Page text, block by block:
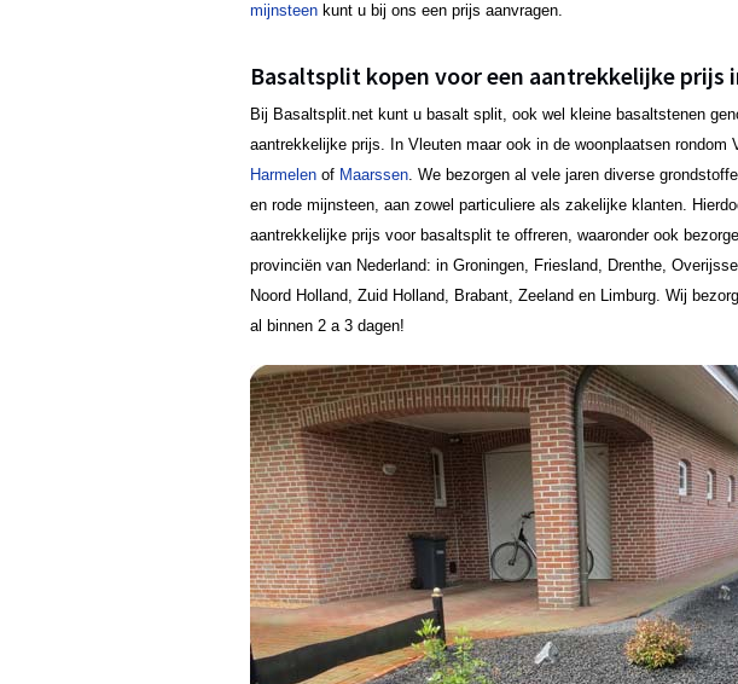
mijnsteen kunt u bij ons een prijs aanvragen.
Basaltsplit kopen voor een aantrekkelijke prijs
Bij Basaltsplit.net kunt u basalt split, ook wel kleine basaltstenen
aantrekkelijke prijs. In Vleuten maar ook in de woonplaatsen rondom
Harmelen of Maarssen. We bezorgen al vele jaren diverse
en rode mijnsteen, aan zowel particuliere als zakelijke klanten.
aantrekkelijke prijs voor basaltsplit te offreren, waaronder ook
provinciën van Nederland: in Groningen, Friesland, Drenthe,
Noord Holland, Zuid Holland, Brabant, Zeeland en Limburg. Wij
al binnen 2 a 3 dagen!